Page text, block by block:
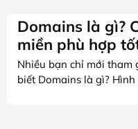
Domains là gì?
miền phù hợp
Nhiều bạn chỉ mới tham
biết Domains là gì?